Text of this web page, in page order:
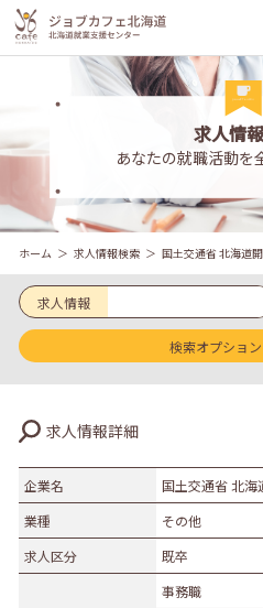
求人情
あなたの就職活動を
ホーム 求人情報検索 国土交通省 北海道
求人情報
検索オプション
業種
農林水産業
食品製造業
求人情報詳細
企業名
国土交通省 北海
業種
その他
求人区分
既卒
事務職